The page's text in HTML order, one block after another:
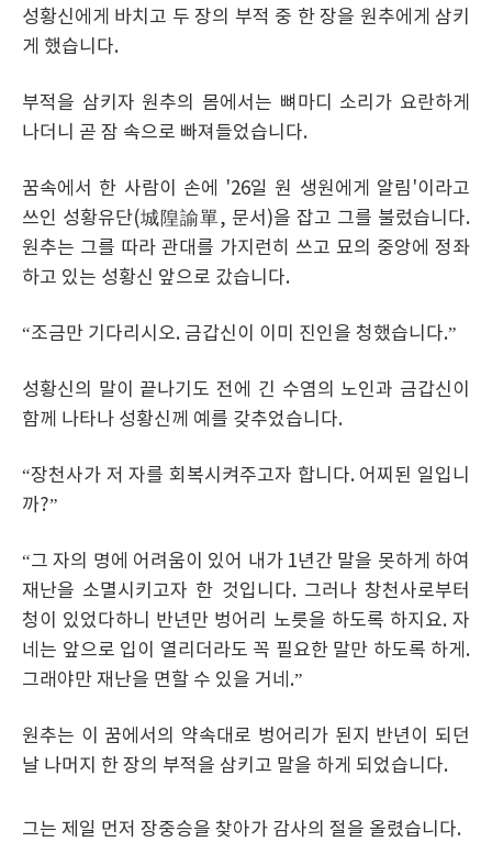
성황신에게 바치고 두 장의 부적 중 한 장을 원추에게 삼키
게 했습니다.
부적을 삼키자 원추의 몸에서는 뼈마디 소리가 요란하게
나더니 곧 잠 속으로 빠져들었습니다.
꿈속에서 한 사람이 손에 '26일 원 생원에게 알림'이라고
쓰인 성황유단(城隍諭單, 문서)을 잡고 그를 불렀습니다.
원추는 그를 따라 관대를 가지런히 쓰고 묘의 중앙에 정좌
하고 있는 성황신 앞으로 갔습니다.
“조금만 기다리시오. 금갑신이 이미 진인을 청했습니다.”
성황신의 말이 끝나기도 전에 긴 수염의 노인과 금갑신이
함께 나타나 성황신께 예를 갖추었습니다.
“장천사가 저 자를 회복시켜주고자 합니다. 어찌된 일입니
까?”
“그 자의 명에 어려움이 있어 내가 1년간 말을 못하게 하여
재난을 소멸시키고자 한 것입니다. 그러나 창천사로부터
청이 있었다하니 반년만 벙어리 노릇을 하도록 하지요. 자
네는 앞으로 입이 열리더라도 꼭 필요한 말만 하도록 하게.
그래야만 재난을 면할 수 있을 거네.”
원추는 이 꿈에서의 약속대로 벙어리가 된지 반년이 되던
날 나머지 한 장의 부적을 삼키고 말을 하게 되었습니다.
그는 제일 먼저 장중승을 찾아가 감사의 절을 올렸습니다.